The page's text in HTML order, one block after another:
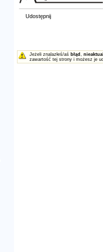
Udostępnij
Jeżeli znalazłeś/aś błąd ,
zawartość tej strony i możesz je